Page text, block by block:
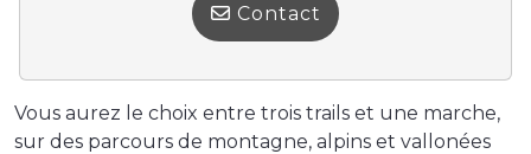
Contact
Vous aurez le choix entre trois trails et une marche,
sur des parcours de montagne, alpins et vallonées